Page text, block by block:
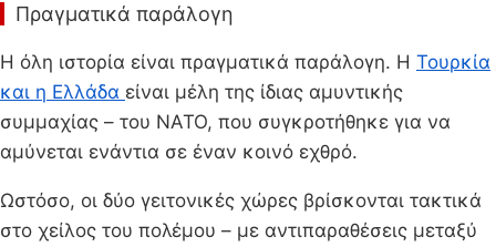
Πραγματικά παράλογη
Η όλη ιστορία είναι πραγματικά παράλογη. Η Τουρκία
και η Ελλάδα είναι μέλη της ίδιας αμυντικής
συμμαχίας – του ΝΑΤΟ, που συγκροτήθηκε για να
αμύνεται ενάντια σε έναν κοινό εχθρό.
Ωστόσο, οι δύο γειτονικές χώρες βρίσκονται τακτικά
στο χείλος του πολέμου – με αντιπαραθέσεις μεταξύ